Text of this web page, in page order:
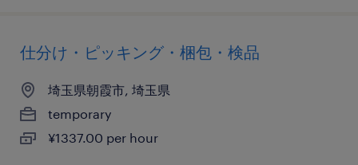
仕分け・ピッキング・梱包・検品
埼玉県朝霞市, 埼玉県
temporary
¥1337.00 per hour